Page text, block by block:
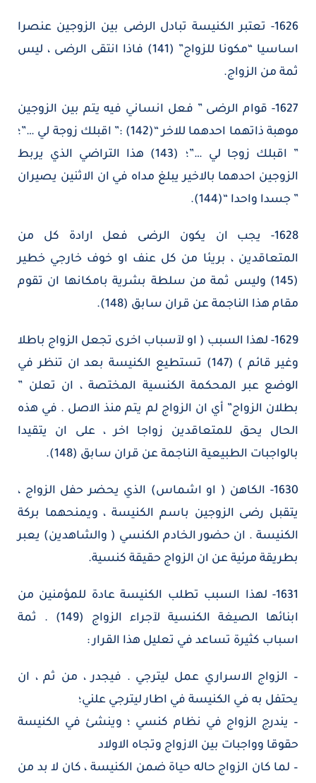
1626- تعتبر الكنيسة تبادل الرضى بين الزوجين عنصرا
اساسيا “مكونا للزواج” (141) فاذا انتقى الرضى ، ليس
ثمة من الزواج.
1627- قوام الرضى ” فعل انساني فيه يتم بين الزوجين
موهبة ذاتهما احدهما للاخر “(142) :” اقبلك زوجة لي …”؛
” اقبلك زوجا لي …”؛ (143) هذا التراضي الذي يربط
الزوجين احدهما بالاخير يبلغ مداه في ان الاثنين يصيران
” جسدا واحدا “(144).
1628- يجب ان يكون الرضى فعل ارادة كل من
المتعاقدين ، بريئا من كل عنف او خوف خارجي خطير
(145) وليس ثمة من سلطة بشرية بامكانها ان تقوم
مقام هذا الناجمة عن قران سابق (148).
1629- لهذا السبب ( او لآسباب اخرى تجعل الزواج باطلا
وغير قائم ) (147) تستطيع الكنيسة بعد ان تنظر في
الوضع عبر المحكمة الكنسية المختصة ، ان تعلن ”
بطلان الزواج” أي ان الزواج لم يتم منذ الاصل . في هذه
الحال يحق للمتعاقدين زواجا اخر ، على ان يتقيدا
بالواجبات الطبيعية الناجمة عن قران سابق (148).
1630- الكاهن ( او اشماس) الذي يحضر حفل الزواج ،
يتقبل رضى الزوجين باسم الكنيسة ، ويمنحهما بركة
الكنيسة . ان حضور الخادم الكنسي ( والشاهدين) يعبر
بطريقة مرئية عن ان الزواج حقيقة كنسية.
1631- لهذا السبب تطلب الكنيسة عادة للمؤمنين من
ابنائها الصيغة الكنسية لآجراء الزواج (149) . ثمة
اسباب كثيرة تساعد في تعليل هذا القرار :
– الزواج الاسراري عمل ليترجي . فيجدر ، من ثم ، ان
يحتفل به في الكنيسة في اطار ليترجي علني؛
– يندرج الزواج في نظام كنسي ؛ وينشئ في الكنيسة
حقوقا وواجبات بين الازواج وتجاه الاولاد
– لما كان الزواج حاله حياة ضمن الكنيسة ، كان لا بد من